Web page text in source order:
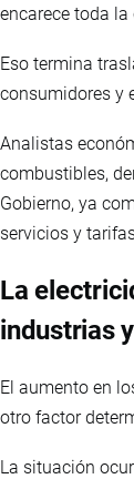
encarece toda
Eso termina
consumidores y
Analistas
combustibles,
Gobierno, ya
servicios y
La
industrias
El aumento en
otro factor
La situación